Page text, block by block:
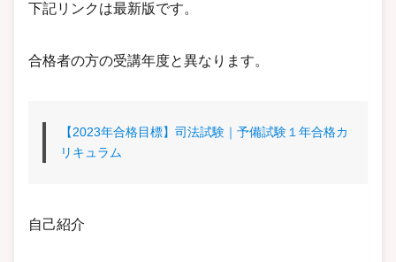
下記リンクは最新版です。
合格者の方の受講年度と異なります。
【2023年合格目標】司法試験｜予備試験１年合格カ
リキュラム
自己紹介